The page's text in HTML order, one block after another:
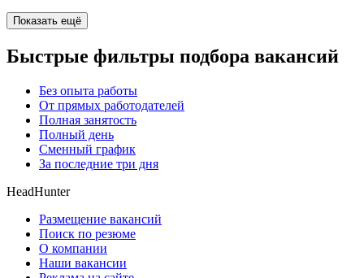
Показать ещё
Быстрые фильтры подбора вакансий
Без опыта работы
От прямых работодателей
Полная занятость
Полный день
Сменный график
За последние три дня
HeadHunter
Размещение вакансий
Поиск по резюме
О компании
Наши вакансии